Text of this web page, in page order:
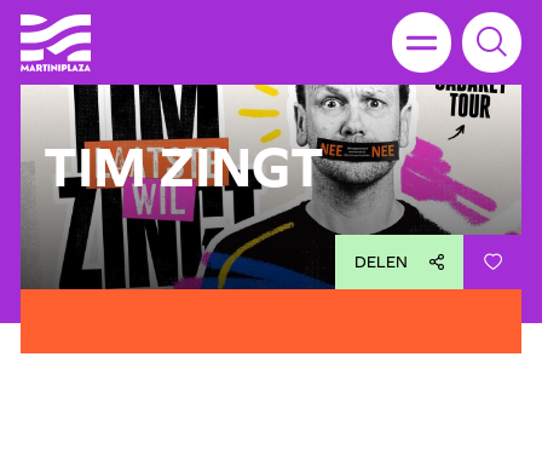
TIM ZINGT
DELEN